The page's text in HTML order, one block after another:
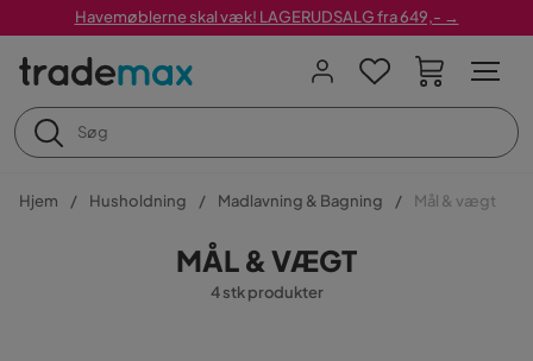
Havemøblerne skal væk! LAGERUDSALG fra 649,- →
Hjem Husholdning Madlavning & Bagning Mål & vægt
MÅL & VÆGT
4 stk produkter